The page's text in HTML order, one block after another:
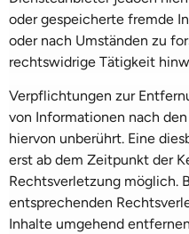
oder gespeicherte fremde
oder nach Umständen zu
rechtswidrige Tätigkeit
Verpflichtungen zur
von Informationen nach
hiervon unberührt. Eine
erst ab dem Zeitpunkt der
Rechtsverletzung möglich.
entsprechenden
Inhalte umgehend